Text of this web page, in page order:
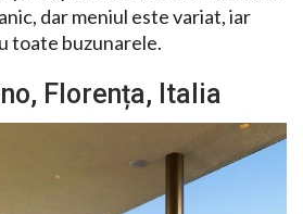
dar meniul este variat, iar
toate buzunarele.
Florența, Italia